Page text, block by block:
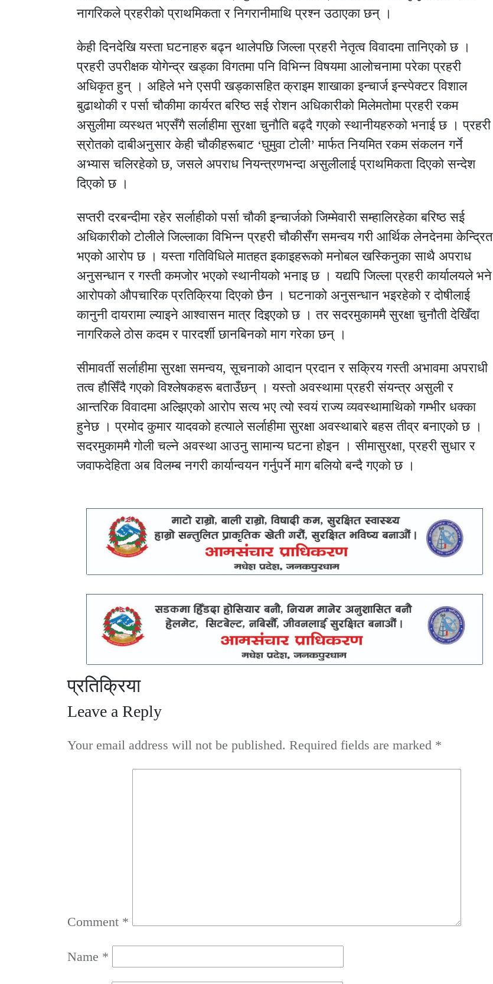
नागरिकले प्रहरीको प्राथमिकता र निगरानीमाथि प्रश्न उठाएका छन् ।
केही दिनदेखि यस्ता घटनाहरु बढ्न थालेपछि जिल्ला प्रहरी नेतृत्व विवादमा तानिएको छ ।
प्रहरी उपरीक्षक योगेन्द्र खड्का विगतमा पनि विभिन्न विषयमा आलोचनामा परेका प्रहरी
अधिकृत हुन् । अहिले भने एसपी खड्कासहित क्राइम शाखाका इन्चार्ज इन्स्पेक्टर विशाल
बुढाथोकी र पर्सा चौकीमा कार्यरत बरिष्ठ सई रोशन अधिकारीको मिलेमतोमा प्रहरी रकम
असुलीमा व्यस्थत भएसँगै सर्लाहीमा सुरक्षा चुनौति बढ्दै गएको स्थानीयहरुको भनाई छ । प्रहरी
स्रोतको दाबीअनुसार केही चौकीहरूबाट ‘घुमुवा टोली’ मार्फत नियमित रकम संकलन गर्ने
अभ्यास चलिरहेको छ, जसले अपराध नियन्त्रणभन्दा असुलीलाई प्राथमिकता दिएको सन्देश
दिएको छ ।
सप्तरी दरबन्दीमा रहेर सर्लाहीको पर्सा चौकी इन्चार्जको जिम्मेवारी सम्हालिरहेका बरिष्ठ सई
अधिकारीको टोलीले जिल्लाका विभिन्न प्रहरी चौकीसँग समन्वय गरी आर्थिक लेनदेनमा केन्द्रित
भएको आरोप छ । यस्ता गतिविधिले मातहत इकाइहरूको मनोबल खस्किनुका साथै अपराध
अनुसन्धान र गस्ती कमजोर भएको स्थानीयको भनाइ छ । यद्यपि जिल्ला प्रहरी कार्यालयले भने
आरोपको औपचारिक प्रतिक्रिया दिएको छैन । घटनाको अनुसन्धान भइरहेको र दोषीलाई
कानुनी दायरामा ल्याइने आश्वासन मात्र दिइएको छ । तर सदरमुकाममै सुरक्षा चुनौती देखिँदा
नागरिकले ठोस कदम र पारदर्शी छानबिनको माग गरेका छन् ।
सीमावर्ती सर्लाहीमा सुरक्षा समन्वय, सूचनाको आदान प्रदान र सक्रिय गस्ती अभावमा अपराधी
तत्व हौसिँदै गएको विश्लेषकहरू बताउँछन् । यस्तो अवस्थामा प्रहरी संयन्त्र असुली र
आन्तरिक विवादमा अल्झिएको आरोप सत्य भए त्यो स्वयं राज्य व्यवस्थामाथिको गम्भीर धक्का
हुनेछ । प्रमोद कुमार यादवको हत्याले सर्लाहीमा सुरक्षा अवस्थाबारे बहस तीव्र बनाएको छ ।
सदरमुकाममै गोली चल्ने अवस्था आउनु सामान्य घटना होइन । सीमासुरक्षा, प्रहरी सुधार र
जवाफदेहिता अब विलम्ब नगरी कार्यान्वयन गर्नुपर्ने माग बलियो बन्दै गएको छ ।
प्रतिक्रिया
Leave a Reply
Your email address will not be published. Required fields are marked *
Comment *
Name *